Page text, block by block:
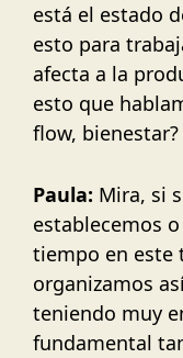
está el estado
esto para
afecta a la
esto que
flow, bienestar?
Paula: Mira, si
establecemos
tiempo en este
organizamos
teniendo muy
fundamental